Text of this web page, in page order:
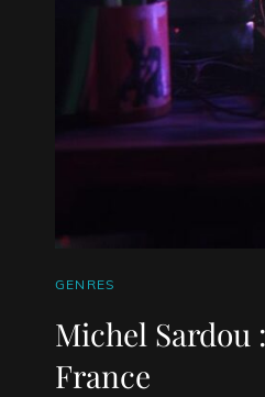
CAT
GENRES
Michel
France